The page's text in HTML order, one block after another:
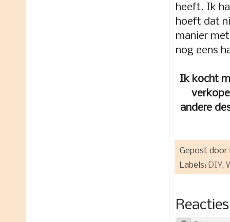
heeft. Ik
hoeft dat
manier
nog eens
Ik kocht
andere
Gepost door
Labels: DIY,
Reacties